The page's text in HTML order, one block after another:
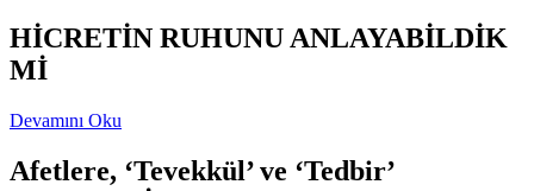
HİCRETİN RUHUNU ANLAYABİLDİK
Mİ
Devamını Oku
Afetlere, ‘Tevekkül’ ve ‘Tedbir’